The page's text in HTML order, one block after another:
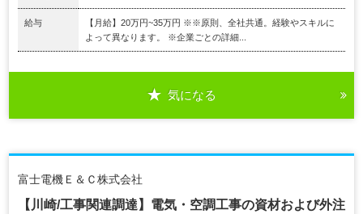
給与
【月給】20万円~35万円 ※※原則、全社共通。経験やスキルに
よって異なります。 ※企業ごとの詳細...
気になる
富士電機Ｅ＆Ｃ株式会社
【川崎/工事関連調達】電気・空調工事の資材および外注